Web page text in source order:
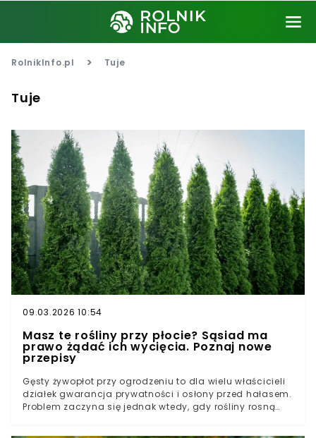
RolnikInfo.pl > Tuje
Tuje
09.03.2026 10:54
Masz te rośliny przy płocie? Sąsiad ma
prawo żądać ich wycięcia. Poznaj nowe
przepisy
Gęsty żywopłot przy ogrodzeniu to dla wielu właścicieli
działek gwarancja prywatności i osłony przed hałasem.
Problem zaczyna się jednak wtedy, gdy rośliny rosną